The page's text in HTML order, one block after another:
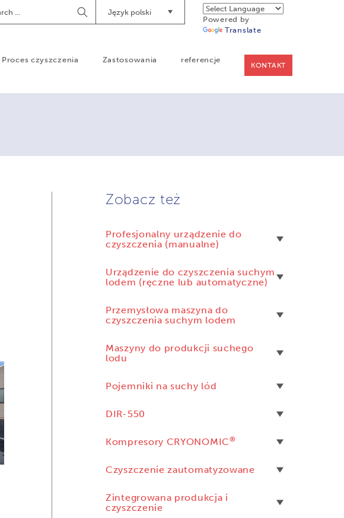
Powered by
Translate
Język polski
Begin
Searching
Proces czyszczenia Zastosowania referencje
KONTAKT
Zobacz też
Profesjonalny urządzenie do
czyszczenia (manualne)
Urządzenie do czyszczenia suchym
lodem (ręczne lub automatyczne)
Przemysłowa maszyna do
czyszczenia suchym lodem
Maszyny do produkcji suchego
lodu
Pojemniki na suchy lód
DIR-550
Kompresory CRYONOMIC®
Czyszczenie zautomatyzowane
Zintegrowana produkcja i
czyszczenie